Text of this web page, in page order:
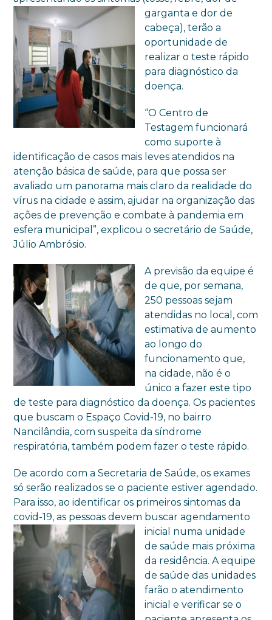
garganta e dor de
cabeça), terão a
oportunidade de
realizar o teste rápido
para diagnóstico da
doença.
“O Centro de
Testagem funcionará
como suporte à
identificação de casos mais leves atendidos na
atenção básica de saúde, para que possa ser
avaliado um panorama mais claro da realidade do
vírus na cidade e assim, ajudar na organização das
ações de prevenção e combate à pandemia em
esfera municipal”, explicou o secretário de Saúde,
Júlio Ambrósio.
A previsão da equipe é
de que, por semana,
250 pessoas sejam
atendidas no local, com
estimativa de aumento
ao longo do
funcionamento que,
na cidade, não é o
único a fazer este tipo
de teste para diagnóstico da doença. Os pacientes
que buscam o Espaço Covid-19, no bairro
Nancilândia, com suspeita da síndrome
respiratória, também podem fazer o teste rápido.
De acordo com a Secretaria de Saúde, os exames
só serão realizados se o paciente estiver agendado.
Para isso, ao identificar os primeiros sintomas da
covid-19, as pessoas devem buscar agendamento
inicial numa unidade
de saúde mais próxima
da residência. A equipe
de saúde das unidades
farão o atendimento
inicial e verificar se o